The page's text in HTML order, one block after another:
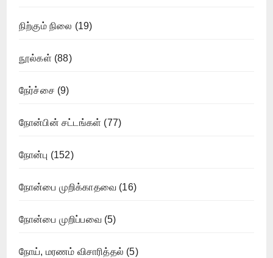
நிற்கும் நிலை (19)
நூல்கள் (88)
நேர்ச்சை (9)
நோன்பின் சட்டங்கள் (77)
நோன்பு (152)
நோன்பை முறிக்காதவை (16)
நோன்பை முறிப்பவை(5)
நோய், மரணம் விசாரித்தல் (5)